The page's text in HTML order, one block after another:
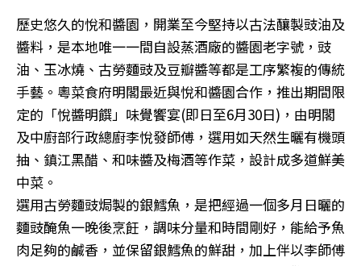
歷史悠久的悅和醬園，開業至今堅持以古法釀製豉油及
醬料，是本地唯一一間自設蒸酒廠的醬園老字號，豉
油、玉冰燒、古勞麵豉及豆瓣醬等都是工序繁複的傳統
手藝。粵菜食府明閣最近與悅和醬園合作，推出期間限
定的「悅醬明饌」味覺饗宴(即日至6月30日)，由明閣
及中廚部行政總廚李悅發師傅，選用如天然生曬有機頭
抽、鎮江黑醋、和味醬及梅酒等作菜，設計成多道鮮美
中菜。
選用古勞麵豉焗製的銀鱈魚，是把經過一個多月日曬的
麵豉醃魚一晚後烹飪，調味分量和時間剛好，能給予魚
肉足夠的鹹香，並保留銀鱈魚的鮮甜，加上伴以李師傅